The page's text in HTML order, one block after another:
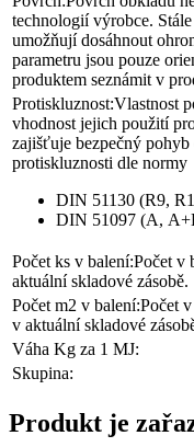
technologií výrobce.
umožňují dosáhnout
parametru jsou pouze
produktem seznámit v
Protiskluznost:Vlastnost
vhodnost jejich použití
zajišťuje bezpečný
protiskluznosti dle normy
DIN 51130 (R9,
DIN 51097 (A,
Počet ks v balení:Počet v
aktuální skladové zásobě.
Počet m2 v balení:Počet
v aktuální skladové
Váha Kg za 1 MJ:
Skupina:
Produkt je